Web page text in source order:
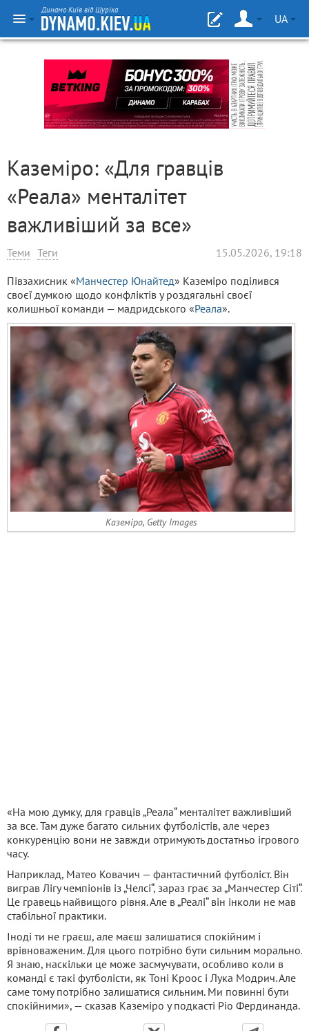
Динамо Київ від Шуріка
UA
Каземіро: «Для гравців
«Реала» менталітет
важливіший за все»
Теми Теги 15.05.2026, 19:18
Півзахисник «Манчестер Юнайтед» Каземіро поділився
своєї думкою щодо конфліктів у роздягальні своєї
колишньої команди — мадридського «Реала».
Каземіро, Getty Images
«На мою думку, для гравців „Реала“ менталітет важливіший
за все. Там дуже багато сильних футболістів, але через
конкуренцію вони не завжди отримують достатньо ігрового
часу.
Наприклад, Матео Ковачич — фантастичний футболіст. Він
виграв Лігу чемпіонів із „Челсі“, зараз грає за „Манчестер Сіті“.
Це гравець найвищого рівня. Але в „Реалі“ він інколи не мав
стабільної практики.
Іноді ти не граєш, але маєш залишатися спокійним і
врівноваженим. Для цього потрібно бути сильним морально.
Я знаю, наскільки це може засмучувати, особливо коли в
команді є такі футболісти, як Тоні Кроос і Лука Модрич. Але
саме тому потрібно залишатися сильним. Ми повинні бути
спокійними», — сказав Каземіро у подкасті Ріо Фердинанда.